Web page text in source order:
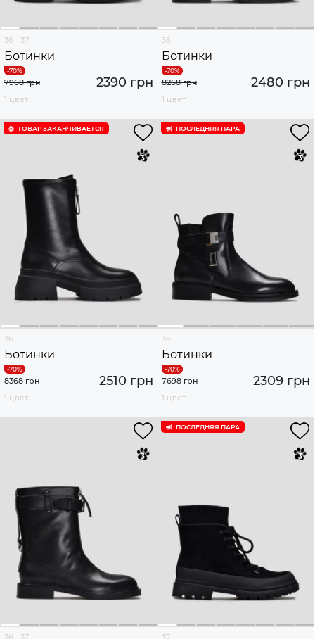
36 37
Ботинки
2390 грн
7968 грн
1 цвет
36
Ботинки
2480 грн
8268 грн
1 цвет
ТОВАР ЗАКАНЧИВАЕТСЯ
36
Ботинки
2510 грн
8368 грн
1 цвет
ПОСЛЕДНЯЯ ПАРА
36
Ботинки
2309 грн
7698 грн
1 цвет
ПОСЛЕДНЯЯ ПАРА